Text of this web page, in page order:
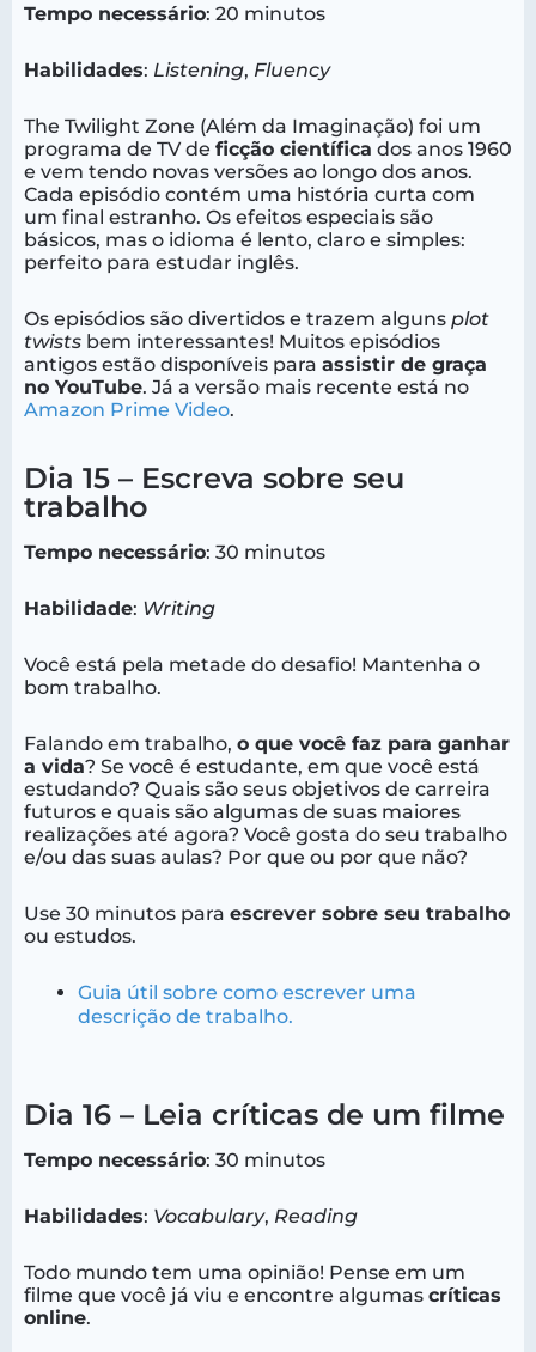
Tempo necessário: 20 minutos
Habilidades: Listening, Fluency
The Twilight Zone (Além da Imaginação) foi um
programa de TV de ficção científica dos anos 1960
e vem tendo novas versões ao longo dos anos.
Cada episódio contém uma história curta com
um final estranho. Os efeitos especiais são
básicos, mas o idioma é lento, claro e simples:
perfeito para estudar inglês.
Os episódios são divertidos e trazem alguns plot
twists bem interessantes! Muitos episódios
antigos estão disponíveis para assistir de graça
no YouTube. Já a versão mais recente está no
Amazon Prime Video.
Dia 15 – Escreva sobre seu
trabalho
Tempo necessário: 30 minutos
Habilidade: Writing
Você está pela metade do desafio! Mantenha o
bom trabalho.
Falando em trabalho, o que você faz para ganhar
a vida? Se você é estudante, em que você está
estudando? Quais são seus objetivos de carreira
futuros e quais são algumas de suas maiores
realizações até agora? Você gosta do seu trabalho
e/ou das suas aulas? Por que ou por que não?
Use 30 minutos para escrever sobre seu trabalho
ou estudos.
Guia útil sobre como escrever uma
descrição de trabalho.
Dia 16 – Leia críticas de um filme
Tempo necessário: 30 minutos
Habilidades: Vocabulary, Reading
Todo mundo tem uma opinião! Pense em um
filme que você já viu e encontre algumas críticas
online.